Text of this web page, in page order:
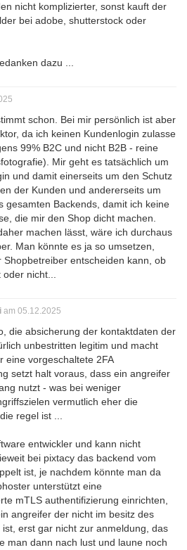
nicht komplizierter, sonst kauft der
bei adobe, shutterstock oder
dazu ...
schon. Bei mir persönlich ist aber
da ich keinen Kundenlogin zulasse
99% B2C und nicht B2B - reine
Mir geht es tatsächlich um
und damit einerseits um den Schutz
der Kunden und andererseits um
gesamten Backends, damit ich keine
die mir den Shop dicht machen.
machen lässt, wäre ich durchaus
Man könnte es ja so umsetzen,
Shopbetreiber entscheiden kann, ob
nicht...
am 05.12.2025
die absicherung der kontaktdaten der
unbestritten legitim und macht
eine vorgeschaltete 2FA
setzt halt voraus, dass ein angreifer
nutzt - was bei weniger
vermutlich eher die
regel ist ...
entwickler und kann nicht
bei pixtacy das backend vom
ist, je nachdem könnte man da
unterstützt eine
mTLS authentifizierung einrichten,
angreifer der nicht im besitz des
ist, erst gar nicht zur anmeldung, das
man dann nach lust und laune noch